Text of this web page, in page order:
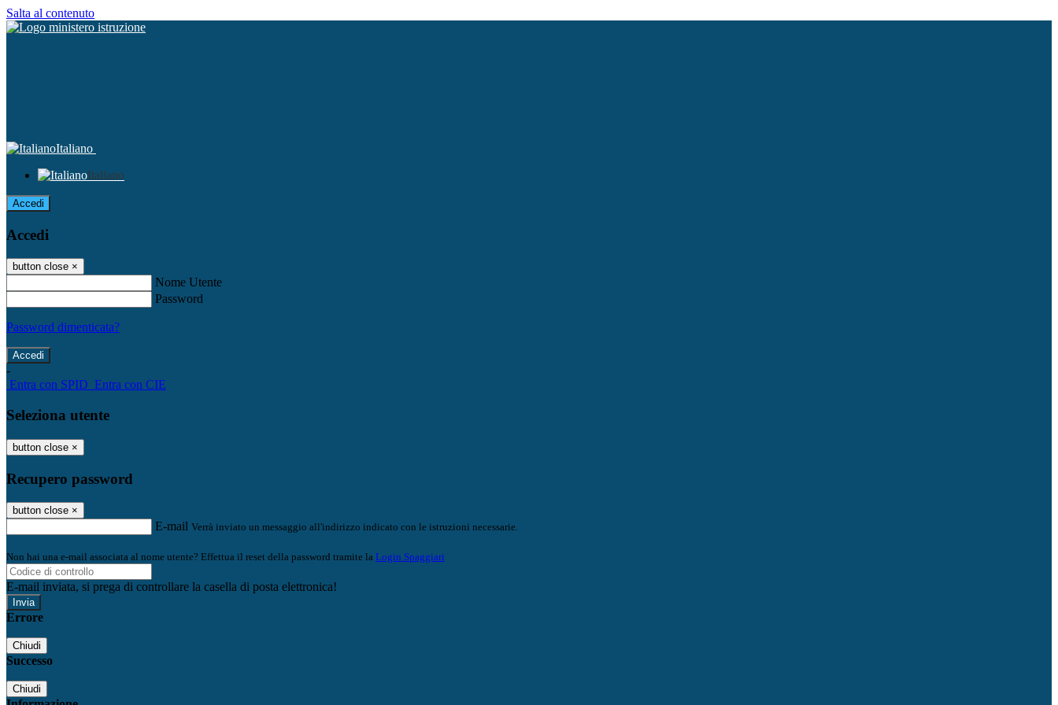
Salta al contenuto
Italiano
Italiano
Accedi
Accedi
button close ×
Nome Utente
Password
Password dimenticata?
-
Entra con SPID Entra con CIE
Seleziona utente
button close ×
Recupero password
button close ×
E-mail Verrà inviato un messaggio all'indirizzo indicato con le istruzioni necessarie.
Non hai una e-mail associata al nome utente? Effettua il reset della password tramite la Login Spaggiari
E-mail inviata, si prega di controllare la casella di posta elettronica!
Errore
Chiudi
Successo
Chiudi